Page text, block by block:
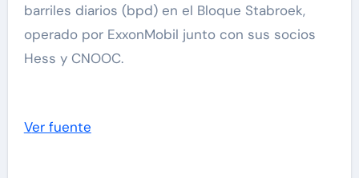
barriles diarios (bpd) en el Bloque Stabroek,
operado por ExxonMobil junto con sus socios
Hess y CNOOC.
Ver fuente